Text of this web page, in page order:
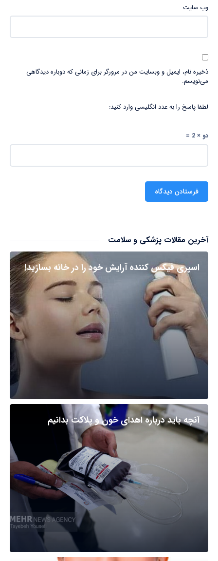
وب‌ سایت
ذخیره نام، ایمیل و وبسایت من در مرورگر برای زمانی که دوباره دیدگاهی
می‌نویسم.
لطفا پاسخ را به عدد انگلیسی وارد کنید:
دو × 2 =
آخرین مقالات پزشکی و سلامت
اسپری فیکس کننده آرایش خود را در خانه بسازید!
آنچه باید درباره اهدای خون و پلاکت بدانیم